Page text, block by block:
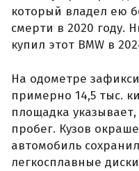
который владел ею
смерти в 2020 году.
купил этот BMW в
На одометре
примерно 14,5 тыс.
площадка
пробег. Кузов
автомобиль
легкосплавные